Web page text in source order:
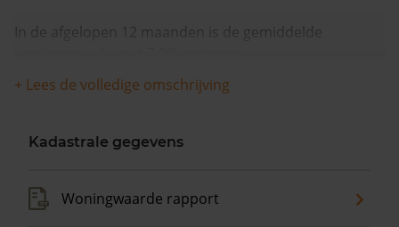
In de afgelopen 12 maanden is de gemiddelde
+ Lees de volledige omschrijving
Kadastrale gegevens
Woningwaarde rapport